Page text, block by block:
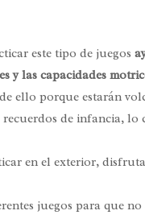
este tipo de juegos
y las capacidades
ello porque estarán
de infancia, lo
en el exterior,
juegos para que